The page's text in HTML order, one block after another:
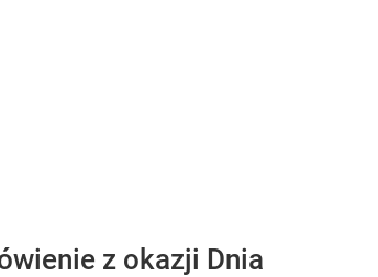
z okazji Dnia